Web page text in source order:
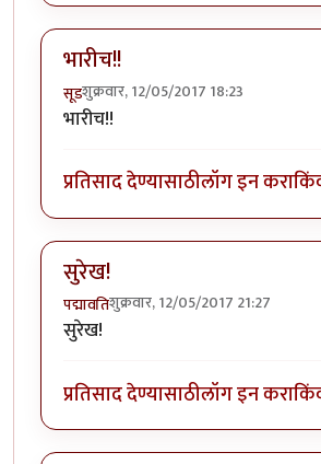
भारीच!!
सूडशुक्रवार, 12/05/2017 18:23
भारीच!!
प्रतिसाद देण्यासाठीलॉग इन करा
सुरेख!
पद्मावतिशुक्रवार, 12/05/2017 21:27
सुरेख!
प्रतिसाद देण्यासाठीलॉग इन करा